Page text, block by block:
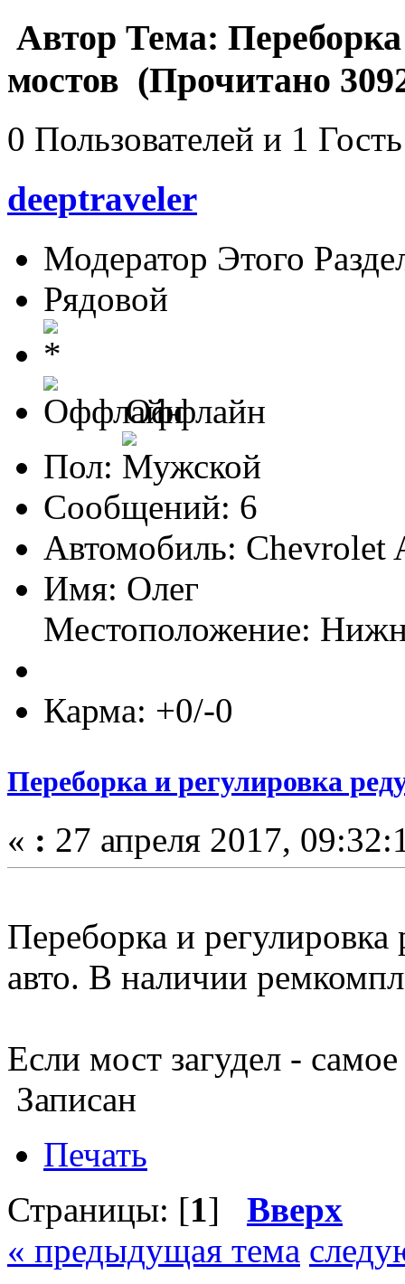
Автор Тема:
мостов (Прочитано
0 Пользователей и 1
deeptraveler
Модератор Этого
Рядовой
Оффлайн
Пол:
Сообщений: 6
Автомобиль: Chevrolet
Имя: Олег
Местоположение:
Карма: +0/-0
Переборка и регулировка
« : 27 апреля 2017,
Переборка и
авто. В наличии
Если мост загудел -
Записан
Печать
Страницы: [1] Вверх
« предыдущая тема